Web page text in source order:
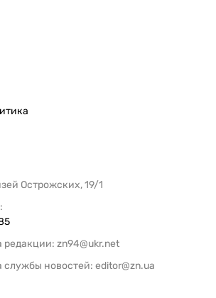
Острожских, 19/1
редакции: zn94@ukr.net
службы новостей: editor@zn.ua